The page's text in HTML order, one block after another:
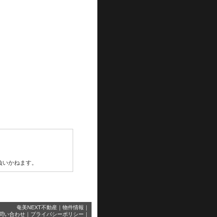
かねます。
奄美NEXT不動産 ｜ 物件情報 ｜
い合わせ ｜ プライバシーポリシー ｜